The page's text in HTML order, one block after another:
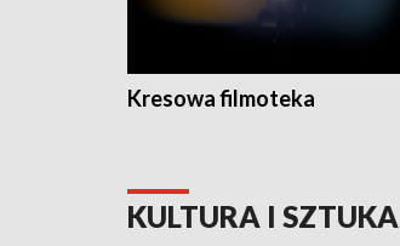
Kresowa filmoteka
KULTURA I SZTUKA